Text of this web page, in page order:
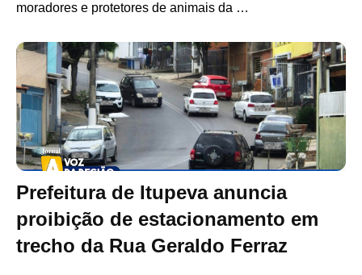
moradores e protetores de animais da …
Prefeitura de Itupeva anuncia
proibição de estacionamento em
trecho da Rua Geraldo Ferraz